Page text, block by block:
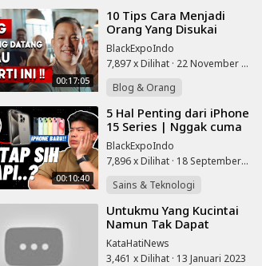
00:17:05
⁣10 Tips Cara Menjadi
Orang Yang Disukai
Uang & Rejeki (Bukan
Pesugihan)
BlackExpoIndo
7,897 x Dilihat · 22 November 2025
Blog & Orang
00:10:40
⁣5 Hal Penting dari iPhone
15 Series | Nggak cuma
USB C aja!!
BlackExpoIndo
7,896 x Dilihat · 18 September 2023
Sains & Teknologi
⁣Untukmu Yang Kucintai
Namun Tak Dapat
Kumiliki (raymond
Gandi) Musikalisasi Puisi
KataHatiNews
3,461 x Dilihat · 13 Januari 2023